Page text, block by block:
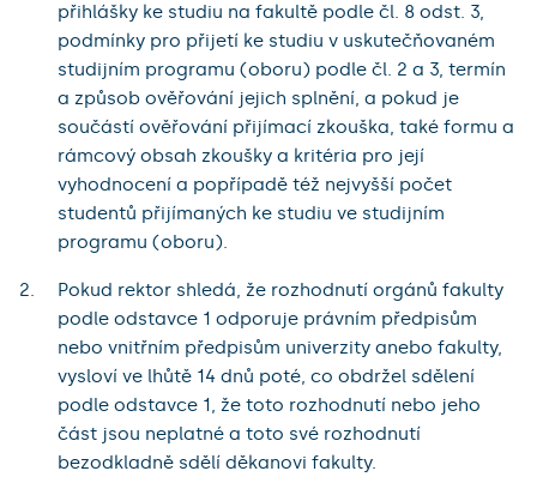
přihlášky ke studiu na fakultě podle čl. 8 odst. 3,
podmínky pro přijetí ke studiu v uskutečňovaném
studijním programu (oboru) podle čl. 2 a 3, termín
a způsob ověřování jejich splnění, a pokud je
součástí ověřování přijímací zkouška, také formu a
rámcový obsah zkoušky a kritéria pro její
vyhodnocení a popřípadě též nejvyšší počet
studentů přijímaných ke studiu ve studijním
programu (oboru).
Pokud rektor shledá, že rozhodnutí orgánů fakulty
podle odstavce 1 odporuje právním předpisům
nebo vnitřním předpisům univerzity anebo fakulty,
vysloví ve lhůtě 14 dnů poté, co obdržel sdělení
podle odstavce 1, že toto rozhodnutí nebo jeho
část jsou neplatné a toto své rozhodnutí
bezodkladně sdělí děkanovi fakulty.